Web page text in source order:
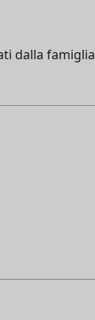
dalla famiglia